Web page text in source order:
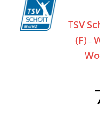
TSV
(F) –